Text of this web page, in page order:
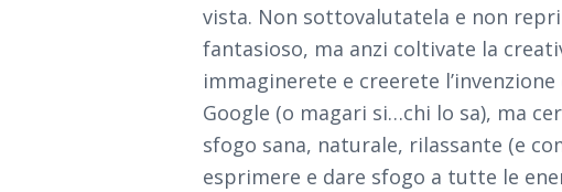
vista. Non sottovalutatela e non
fantasioso, ma anzi coltivate la
immaginerete e creerete
Google (o magari si…chi lo sa), ma
sfogo sana, naturale, rilassante (e
esprimere e dare sfogo a tutte le